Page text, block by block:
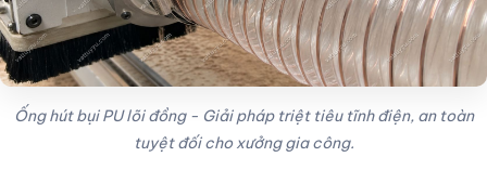
Ống hút bụi PU lõi đồng - Giải pháp triệt tiêu tĩnh điện, an toàn
tuyệt đối cho xưởng gia công.